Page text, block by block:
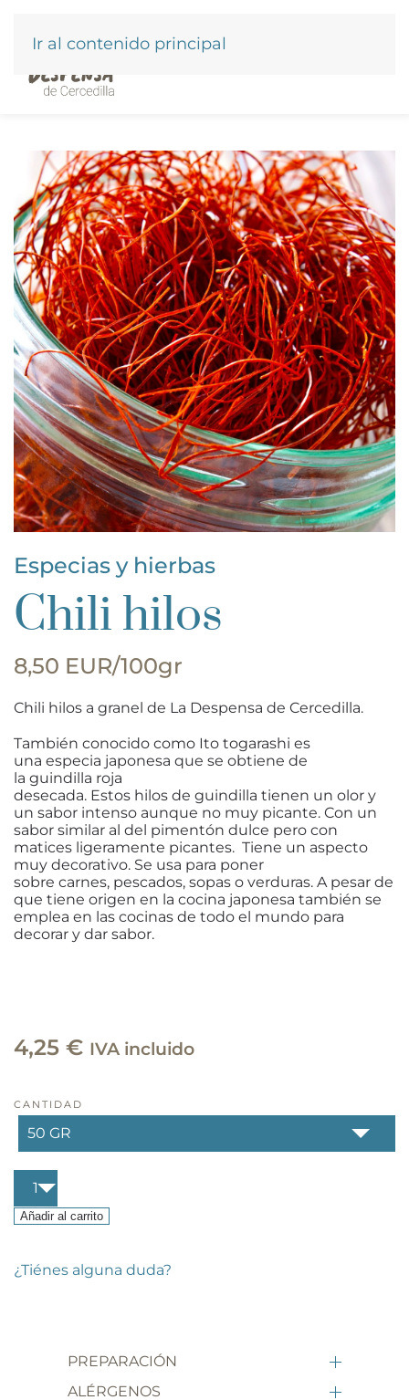
Ir al contenido principal
Especias y hierbas
Chili hilos
8,50 EUR/100gr
Chili hilos a granel de La Despensa de Cercedilla.
También conocido como Ito togarashi es
una especia japonesa que se obtiene de
la guindilla roja
desecada. Estos hilos de guindilla tienen un olor y
un sabor intenso aunque no muy picante. Con un
sabor similar al del pimentón dulce pero con
matices ligeramente picantes. Tiene un aspecto
muy decorativo. Se usa para poner
sobre carnes, pescados, sopas o verduras. A pesar de
que tiene origen en la cocina japonesa también se
emplea en las cocinas de todo el mundo para
decorar y dar sabor.
4,25 € IVA incluido
CANTIDAD
Chili
hilos
cantidad
Añadir al carrito
¿Tiénes alguna duda?
PREPARACIÓN
ALÉRGENOS